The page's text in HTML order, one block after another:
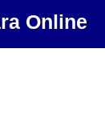
Online